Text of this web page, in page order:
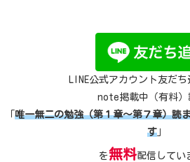
LINE公式アカウント友だち
note掲載中（有料）
唯一無二の勉強（第１章～第７章）読
す
を無料配信してい